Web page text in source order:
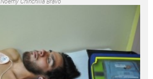
Noemy Chinchilla Bravo